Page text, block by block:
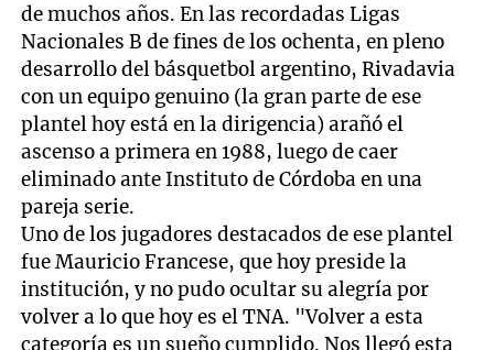
de muchos años. En las recordadas Ligas
Nacionales B de fines de los ochenta, en pleno
desarrollo del básquetbol argentino, Rivadavia
con un equipo genuino (la gran parte de ese
plantel hoy está en la dirigencia) arañó el
ascenso a primera en 1988, luego de caer
eliminado ante Instituto de Córdoba en una
pareja serie.
Uno de los jugadores destacados de ese plantel
fue Mauricio Francese, que hoy preside la
institución, y no pudo ocultar su alegría por
volver a lo que hoy es el TNA. "Volver a esta
categoría es un sueño cumplido. Nos llegó esta